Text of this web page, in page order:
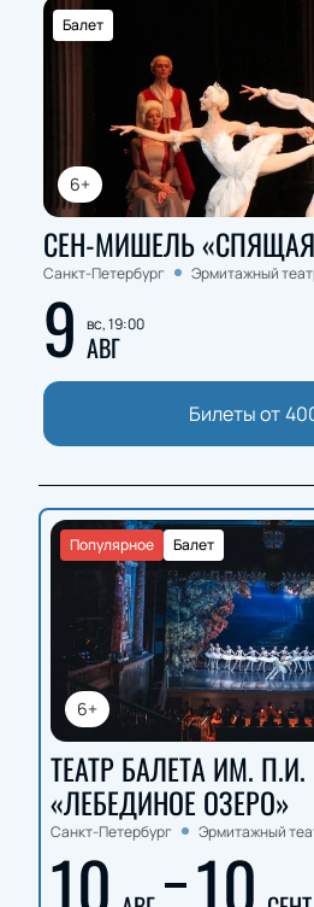
6+
Балет
СЕН-МИШЕЛЬ
Санкт-Петербург Эрмитажный
9 вс, 19:00
АВГ
Билеты от
6+
Балет
Популярное
ТЕАТР БАЛЕТА ИМ.
«ЛЕБЕДИНОЕ ОЗЕРО»
Санкт-Петербург Эрмитажный
10 10